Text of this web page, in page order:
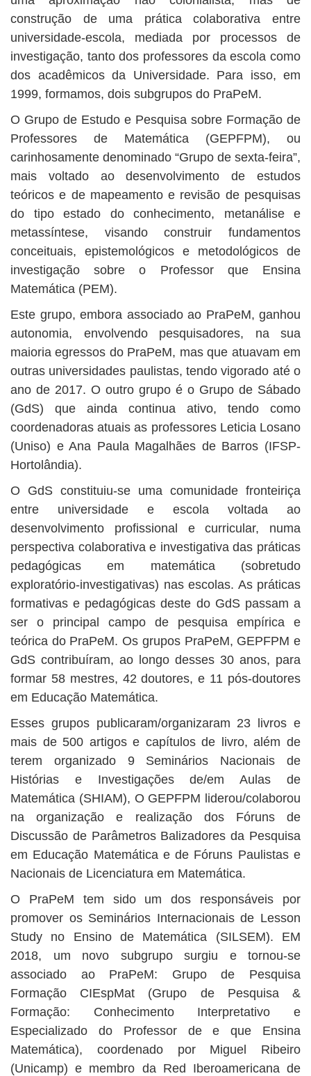
construção de uma prática colaborativa entre
universidade-escola, mediada por processos de
investigação, tanto dos professores da escola como
dos acadêmicos da Universidade. Para isso, em
1999, formamos, dois subgrupos do PraPeM.
O Grupo de Estudo e Pesquisa sobre Formação de
Professores de Matemática (GEPFPM), ou
carinhosamente denominado “Grupo de sexta-feira”,
mais voltado ao desenvolvimento de estudos
teóricos e de mapeamento e revisão de pesquisas
do tipo estado do conhecimento, metanálise e
metassíntese, visando construir fundamentos
conceituais, epistemológicos e metodológicos de
investigação sobre o Professor que Ensina
Matemática (PEM).
Este grupo, embora associado ao PraPeM, ganhou
autonomia, envolvendo pesquisadores, na sua
maioria egressos do PraPeM, mas que atuavam em
outras universidades paulistas, tendo vigorado até o
ano de 2017. O outro grupo é o Grupo de Sábado
(GdS) que ainda continua ativo, tendo como
coordenadoras atuais as professores Leticia Losano
(Uniso) e Ana Paula Magalhães de Barros (IFSP-
Hortolândia).
O GdS constituiu-se uma comunidade fronteiriça
entre universidade e escola voltada ao
desenvolvimento profissional e curricular, numa
perspectiva colaborativa e investigativa das práticas
pedagógicas em matemática (sobretudo
exploratório-investigativas) nas escolas. As práticas
formativas e pedagógicas deste do GdS passam a
ser o principal campo de pesquisa empírica e
teórica do PraPeM. Os grupos PraPeM, GEPFPM e
GdS contribuíram, ao longo desses 30 anos, para
formar 58 mestres, 42 doutores, e 11 pós-doutores
em Educação Matemática.
Esses grupos publicaram/organizaram 23 livros e
mais de 500 artigos e capítulos de livro, além de
terem organizado 9 Seminários Nacionais de
Histórias e Investigações de/em Aulas de
Matemática (SHIAM), O GEPFPM liderou/colaborou
na organização e realização dos Fóruns de
Discussão de Parâmetros Balizadores da Pesquisa
em Educação Matemática e de Fóruns Paulistas e
Nacionais de Licenciatura em Matemática.
O PraPeM tem sido um dos responsáveis por
promover os Seminários Internacionais de Lesson
Study no Ensino de Matemática (SILSEM). EM
2018, um novo subgrupo surgiu e tornou-se
associado ao PraPeM: Grupo de Pesquisa
Formação CIEspMat (Grupo de Pesquisa &
Formação: Conhecimento Interpretativo e
Especializado do Professor de e que Ensina
Matemática), coordenado por Miguel Ribeiro
(Unicamp) e membro da Red Iberoamericana de